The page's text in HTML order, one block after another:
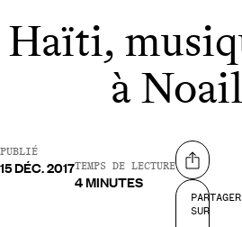
Haïti,
à
PUBLIÉ
15 DÉC. 2017TEMPS DE LECTURE
4 MINUTES
Partager
PARTAGER
SUR